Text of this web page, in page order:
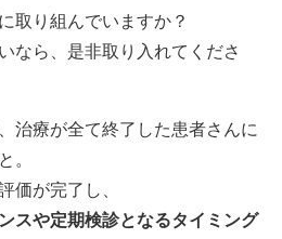
取り組んでいますか？
なら、是非取り入れてくださ
治療が全て終了した患者さんに
。
価が完了し、
スや定期検診となるタイミング